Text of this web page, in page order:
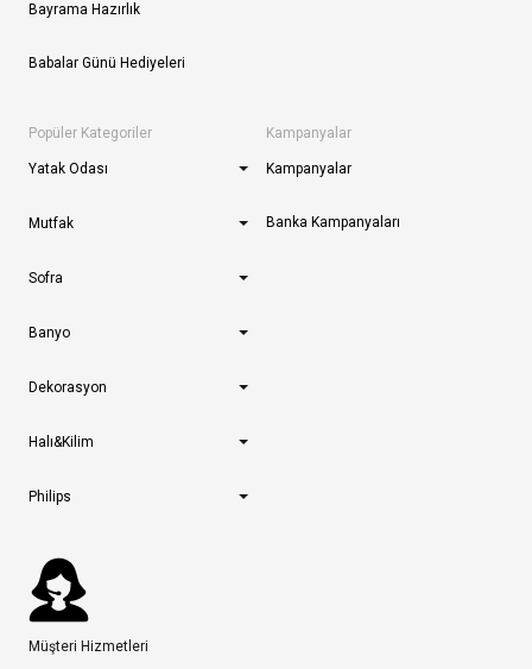
Bayrama Hazırlık
Babalar Günü Hediyeleri
Popüler Kategoriler
Yatak Odası
Mutfak
Sofra
Banyo
Dekorasyon
Halı&Kilim
Philips
Kampanyalar
Kampanyalar
Banka Kampanyaları
Müşteri Hizmetleri